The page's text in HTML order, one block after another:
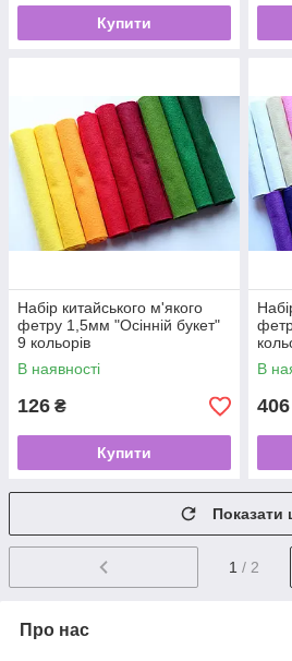
Купити
Набір китайського м'якого
фетру 1,5мм "Осінній букет"
9 кольорів
В наявності
126 ₴
Купити
В
406
Показати
1 / 2
Про нас